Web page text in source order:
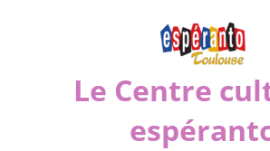
Le Centre